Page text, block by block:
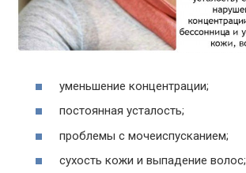
уменьшение концентрации;
постоянная усталость;
проблемы с мочеиспусканием;
сухость кожи и выпадение волос;